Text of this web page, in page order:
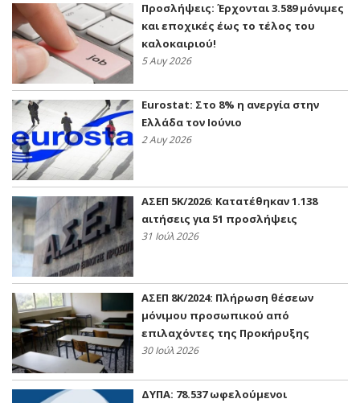
Προσλήψεις: Έρχονται 3.589 μόνιμες
και εποχικές έως το τέλος του
καλοκαιριού!
5 Αυγ 2026
Eurostat: Στο 8% η ανεργία στην
Ελλάδα τον Ιούνιο
2 Αυγ 2026
ΑΣΕΠ 5Κ/2026: Κατατέθηκαν 1.138
αιτήσεις για 51 προσλήψεις
31 Ιούλ 2026
ΑΣΕΠ 8Κ/2024: Πλήρωση θέσεων
μόνιμου προσωπικού από
επιλαχόντες της Προκήρυξης
30 Ιούλ 2026
ΔΥΠΑ: 78.537 ωφελούμενοι